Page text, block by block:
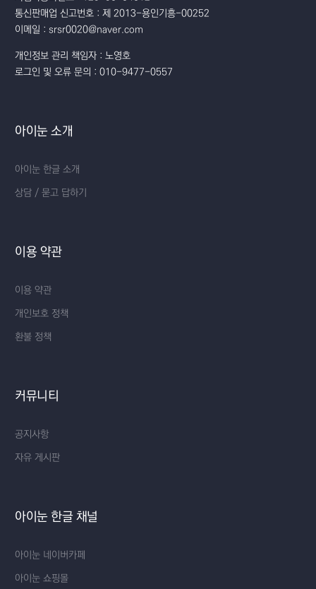
통신판매업 신고번호 : 제 2013-용인기흥-00252
이메일 : srsr0020@naver.com
개인정보 관리 책임자 : 노영호
로그인 및 오류 문의 : 010-9477-0557
아이눈 소개
아이눈 한글 소개
상담 / 묻고 답하기
이용 약관
이용 약관
개인보호 정책
환불 정책
커뮤니티
공지사항
자유 게시판
아이눈 한글 채널
아이눈 네이버카페
아이눈 쇼핑몰